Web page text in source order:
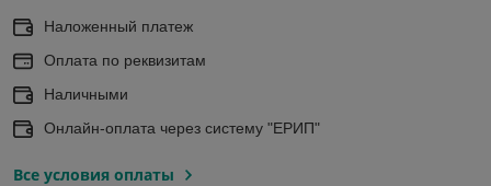
Наложенный платеж
Оплата по реквизитам
Наличными
Онлайн-оплата через систему "ЕРИП"
Все условия оплаты